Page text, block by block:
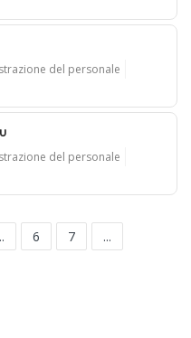
del personale
del personale
6 7
...